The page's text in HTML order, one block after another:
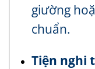
giường
chuẩn.
Tiện nghi